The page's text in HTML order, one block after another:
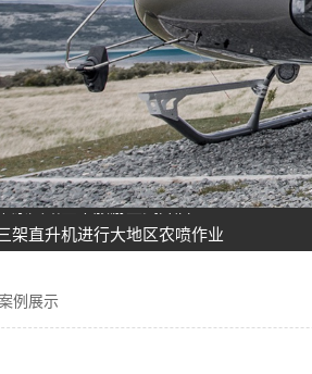
清明节踏青之旅正式开启
告引爆山西吕梁中阳县上空
式签约独家承包运营新疆玉其塔什景区
多万的红色罗宾逊直升机开展静展活动
现场，租价值500多万的直升机助阵
原天路空中旅游正式开启
架直升机进行大地区农喷作业
罗宾逊R44开始空中飞播造林
明-最美人间四月天-去庐山西海踏青去
水旅游基地乘坐直升飞机俯瞰看桂林山水
清明节踏青之旅正式开启
例展示